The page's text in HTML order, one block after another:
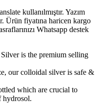
kullanılmıştır. Yazım
Ürün fiyatına haricen kargo
Whatsapp destek
is the premium selling
our colloidal silver is safe &
which are crucial to
hydrosol.